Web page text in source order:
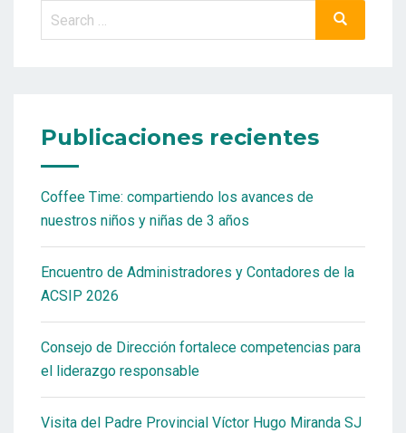
Search
Search
Publicaciones recientes
Coffee Time: compartiendo los avances de
nuestros niños y niñas de 3 años
Encuentro de Administradores y Contadores de la
ACSIP 2026
Consejo de Dirección fortalece competencias para
el liderazgo responsable
Visita del Padre Provincial Víctor Hugo Miranda SJ